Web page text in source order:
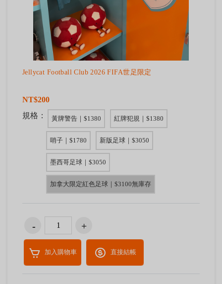
Jellycat Football Club 2026 FIFA世足限定
NT$200
規格：
黃牌警告｜$1380 紅牌犯規｜$1380
哨子｜$1780 新版足球｜$3050
墨西哥足球｜$3050
加拿大限定紅色足球｜$3100無庫存
加入購物車 直接結帳